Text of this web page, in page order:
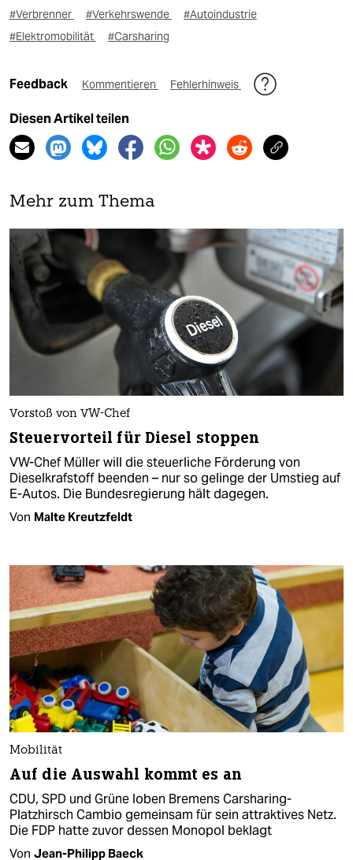
#Verbrenner #Verkehrswende
#Autoindustrie
#Elektromobilität
#Carsharing
Feedback Kommentieren Fehlerhinweis
Diesen Artikel teilen
Mehr zum Thema
Vorstoß von VW-Chef
Steuervorteil für Diesel stoppen
VW-Chef Müller will die steuerliche Förderung von
Dieselkrafstoff beenden – nur so gelinge der Umstieg auf
E-Autos. Die Bundesregierung hält dagegen.
Von Malte Kreutzfeldt
Mobilität
Auf die Auswahl kommt es an
CDU, SPD und Grüne loben Bremens Carsharing-
Platzhirsch Cambio gemeinsam für sein attraktives Netz.
Die FDP hatte zuvor dessen Monopol beklagt
Von Jean-Philipp Baeck